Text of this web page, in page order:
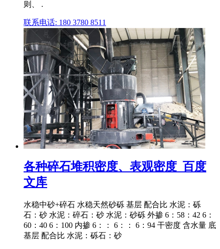
则、 .
联系电话: 180 3780 8511
各种碎石堆积密度、表观密度_百度
文库
水稳中砂+碎石 水稳天然砂砾 基层 配合比 水泥：砾
石：砂 水泥：碎石：砂 水泥：砂砾 外掺 6：58：42 6：
60：40 6：100 内掺 6：： 6：： 6：94 干密度 含水量 底
基层 配合比 水泥：砾石：砂